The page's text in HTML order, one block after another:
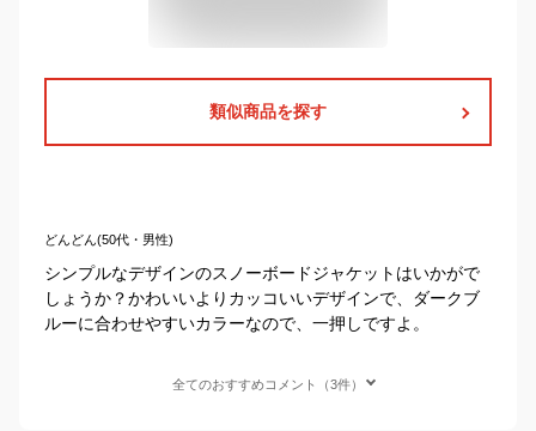
類似商品を探す
どんどん(50代・男性)
シンプルなデザインのスノーボードジャケットはいかがで
しょうか？かわいいよりカッコいいデザインで、ダークブ
ルーに合わせやすいカラーなので、一押しですよ。
全てのおすすめコメント（3件）